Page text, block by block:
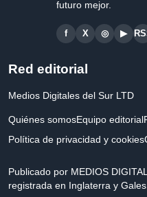
futuro mejor.
f X ◎ ▶
Red editorial
Medios Digitales del Sur LTD
Quiénes somosEquipo editorial
Política de privacidad y cookies
Publicado por MEDIOS
registrada en Inglaterra y